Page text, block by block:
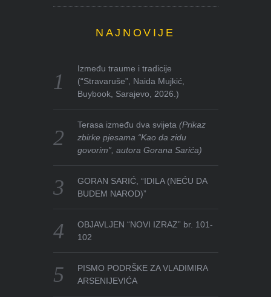
NAJNOVIJE
Između traume i tradicije
(“Stravaruše”, Naida Mujkić,
Buybook, Sarajevo, 2026.)
Terasa između dva svijeta(Prikaz
zbirke pjesama “Kao da zidu
govorim”, autora Gorana Sarića)
GORAN SARIĆ, “IDILA (NEĆU DA
BUDEM NAROD)”
OBJAVLJEN “NOVI IZRAZ” br. 101-
102
PISMO PODRŠKE ZA VLADIMIRA
ARSENIJEVIĆA